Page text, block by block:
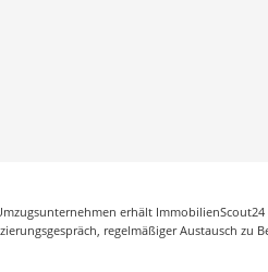
erhält
regelmäßiger Austausch